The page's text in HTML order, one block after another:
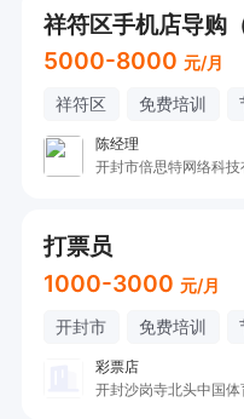
祥符区手机店导购
5000-8000 元/月
祥符区 免费培训
陈经理
开封市倍思特网络科技
打票员
1000-3000 元/月
开封市 免费培训
彩票店
开封沙岗寺北头中国